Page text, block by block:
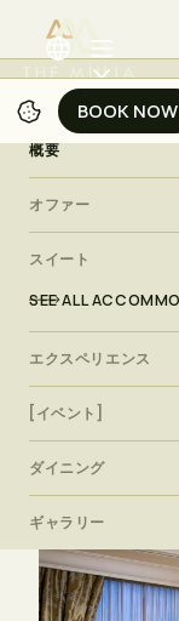
BOOK NOW
BOOK NOW
ザ・ス
概要
オファー
スイート
SEE ALL
エクスペリエンス
[イベント]
ダイニング
ギャラリー
ジャカルタの
エクス
ン・
目の肥えた旅行者
テルでの比類ない